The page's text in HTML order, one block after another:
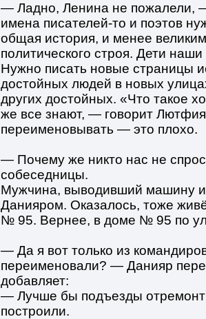
— Ладно, Ленина не пожалели,
имена писателей-то и поэтов
общая история, и менее
политического строя. Дети
Нужно писать новые страницы
достойных людей в новых
других достойных. «Что такое
же все знают, — говорит
переименовывать — это плохо.
— Почему же никто нас не
собеседницы.
Мужчина, выводивший машину
Данияром. Оказалось, тоже
№ 95. Вернее, в доме № 95 по
— Да я вот только из
переименовали? — Данияр
добавляет:
— Лучше бы подъезды
построили.